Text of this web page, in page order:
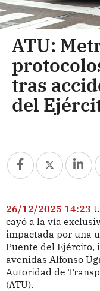
ATU:
tras
del
26/12/2025 14:23
cayó a la vía
impactada por una
Puente del Ejército,
avenidas Alfonso
Autoridad de
(ATU).